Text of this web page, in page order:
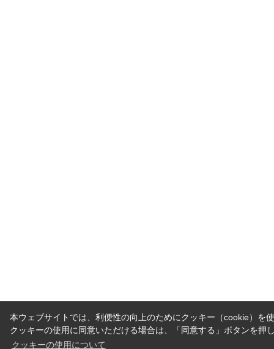
本ウェブサイトでは、利便性の向上のためにクッキー（cookie）を
クッキーの使用に同意いただける場合は、「同意する」ボタンを押
クッキーの使用について